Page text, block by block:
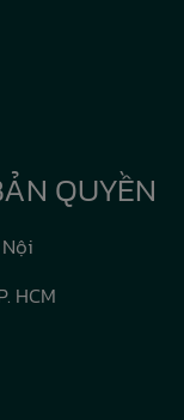
QUYỀN
HCM